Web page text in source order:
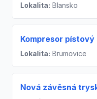
Lokalita: Blansko
Kompresor pístový
Lokalita: Brumovice
Nová závěsná